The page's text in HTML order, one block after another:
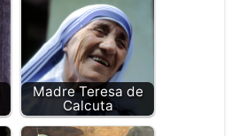
Madre Teresa de
Calcuta